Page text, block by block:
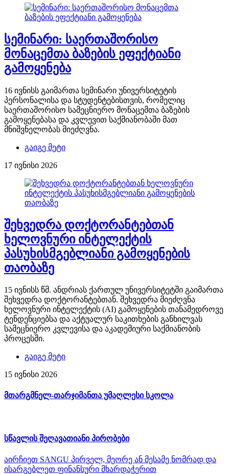
სემინარი: საერთაშორისო
მონაცემთა ბაზების ეფექტიანი
გამოყენება
16 ივნისს გაიმართა სემინარი უნივერსიტეტის
პერსონალისა და სტუდენტებისთვის, რომელიც
საერთაშორისო სამეცნიერო მონაცემთა ბაზების
გამოყენებასა და კვლევით საქმიანობაში მათ
მნიშვნელობას მიეძღვნა.
გაიგე მეტი
17 ივნისი 2026
შეხვედრა დოქტორანტებთან
ხელოვნური ინტელექტის
პასუხისმგებლიანი გამოყენების
თაობაზე
15 ივნისს წმ. ანდრიას ქართულ უნივერსიტეტში გაიმართა
შეხვედრა დოქტორანტებთან. შეხვედრა მიეძღვნა
ხელოვნური ინტელექტის (AI) გამოყენების თანამედროვე
ტენდენციებსა და აქტუალურ საკითხების განხილვას
სამეცნიერო კვლევისა და აკადემიური საქმიანობის
პროცესში.
გაიგე მეტი
15 ივნისი 2026
მთარგმნელ-თარჯიმანთა უმაღლესი სკოლა
სწავლის შეღავათიანი პირობები
აირჩიეთ SANGU პირველ, მეორე ან მესამე ნომრად და
ისარგებლეთ ფინანსური მხარდაჭერით